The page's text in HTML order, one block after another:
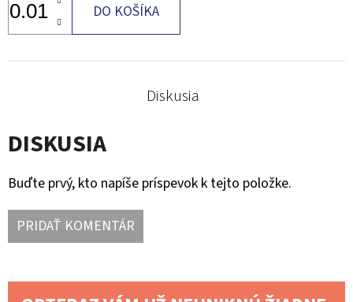
DO KOŠÍKA
Diskusia
DISKUSIA
Buďte prvý, kto napíše príspevok k tejto položke.
PRIDAŤ KOMENTÁR